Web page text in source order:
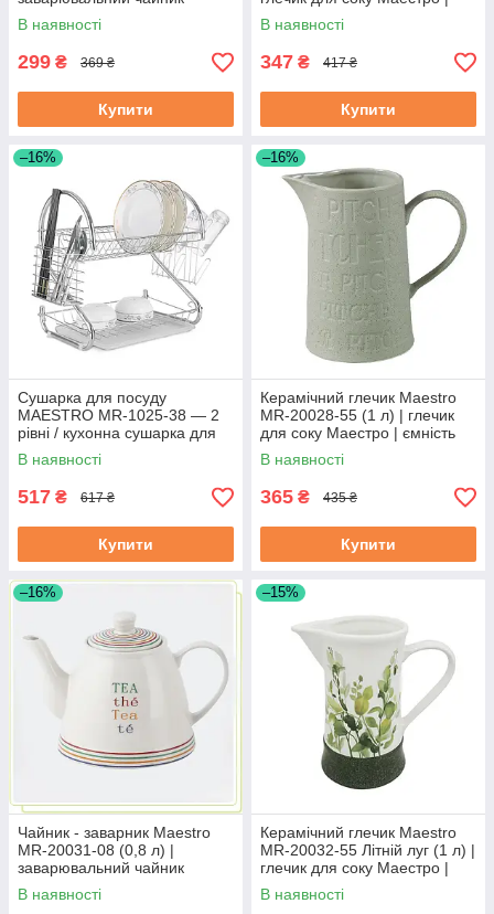
Маестро | керамічний чайник
Маестро
В наявності
299 ₴ 369 ₴
Купити
ємність для води Маестро
В наявності
347 ₴ 417 ₴
Купити
–16%
Сушарка для посуду
MAESTRO MR-1025-38 — 2
рівні / кухонна сушарка для
посуду Маестро
В наявності
517 ₴ 617 ₴
Купити
–16%
Керамічний глечик Maestro
MR-20028-55 (1 л) | глечик
для соку Маестро | ємність
для води Маестро
В наявності
365 ₴ 435 ₴
Купити
–16%
Чайник - заварник Maestro
MR-20031-08 (0,8 л) |
заварювальний чайник
Маестро | керамічний чайник
Маестро
В наявності
–15%
Керамічний глечик Maestro
MR-20032-55 Літній луг (1 л) |
глечик для соку Маестро |
ємність для води Маестро
В наявності